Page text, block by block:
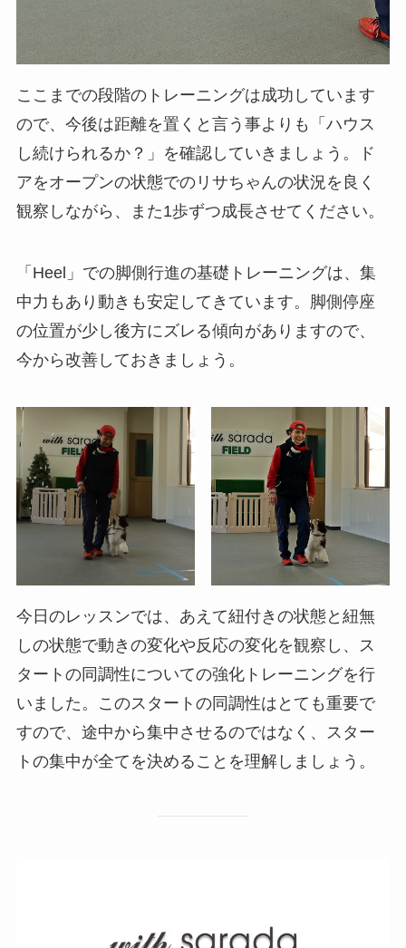
ここまでの段階のトレーニングは成功しています
ので、今後は距離を置くと言う事よりも「ハウス
し続けられるか？」を確認していきましょう。ド
アをオープンの状態でのリサちゃんの状況を良く
観察しながら、また1歩ずつ成長させてください。
「Heel」での脚側行進の基礎トレーニングは、集
中力もあり動きも安定してきています。脚側停座
の位置が少し後方にズレる傾向がありますので、
今から改善しておきましょう。
今日のレッスンでは、あえて紐付きの状態と紐無
しの状態で動きの変化や反応の変化を観察し、ス
タートの同調性についての強化トレーニングを行
いました。このスタートの同調性はとても重要で
すので、途中から集中させるのではなく、スター
トの集中が全てを決めることを理解しましょう。